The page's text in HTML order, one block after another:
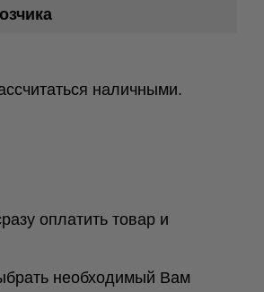
наличными.
оплатить товар и
необходимый Вам